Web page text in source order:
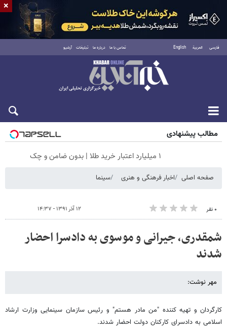
فارسی العربية English تماس با ما درباره ما تبلیغات آرشیو
جمعه ۱۶ مرداد ۱۴۰۵
مطالب پیشنهادی
۱ میلیارد اعتبار خرید طلا | بدون ضامن و چک
صفحه اصلی اخبار فرهنگی و هنری سینما
۰ نفر ۱۲ آذر ۱۳۹۱ - ۱۴:۳۷
شمقدری، جیرانی و موسوی به دادسرا احضار
شدند
مهر نوشت:
کارگردان و تهیه کننده "من مادر هستم" و رئیس سازمان سینمایی وزارت ارشاد
اسلامی به دادسرای کارکنان دولت احضار شدند.
×